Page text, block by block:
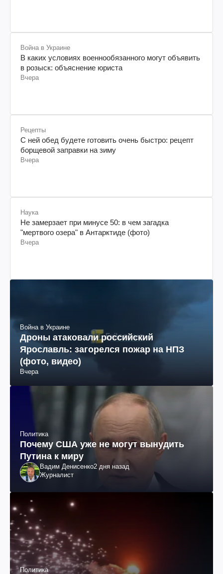
Война в Украине
В каких условиях военнообязанного могут объявить
в розыск: объяснение юриста
Вчера
Рецепты
С ней обед будете готовить очень быстро: рецепт
борщевой заправки на зиму
Вчера
Наука
Не замерзает при минусе 50: в чем загадка
"мертвого озера" в Антарктиде (фото)
Вчера
Война в Украине
Дроны атаковали российский
Ярославль: загорелся пожар на НПЗ
(фото, видео)
Вчера
Политика
Почему США уже не могут вынудить
Путина к миру
Вадим Денисенко2 дня назад
Журналист
Политика